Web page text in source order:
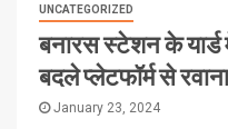
UNCATEGORIZED
बनारस स्टेशन के
बदले प्लेटफॉर्म से
January 23, 2024